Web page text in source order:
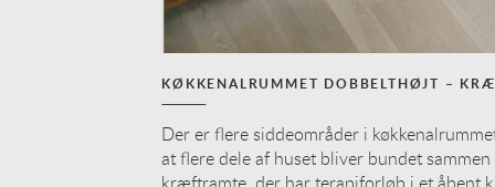
KØKKENALRUMMET DOBBELTHØJT –
Der er flere siddeområder i
at flere dele af huset bliver bundet